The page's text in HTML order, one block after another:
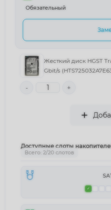
Обязательный
Жесткий диск HGST
Gbit/s
- +
Доступные слоты
Всего: 2/20 слотов